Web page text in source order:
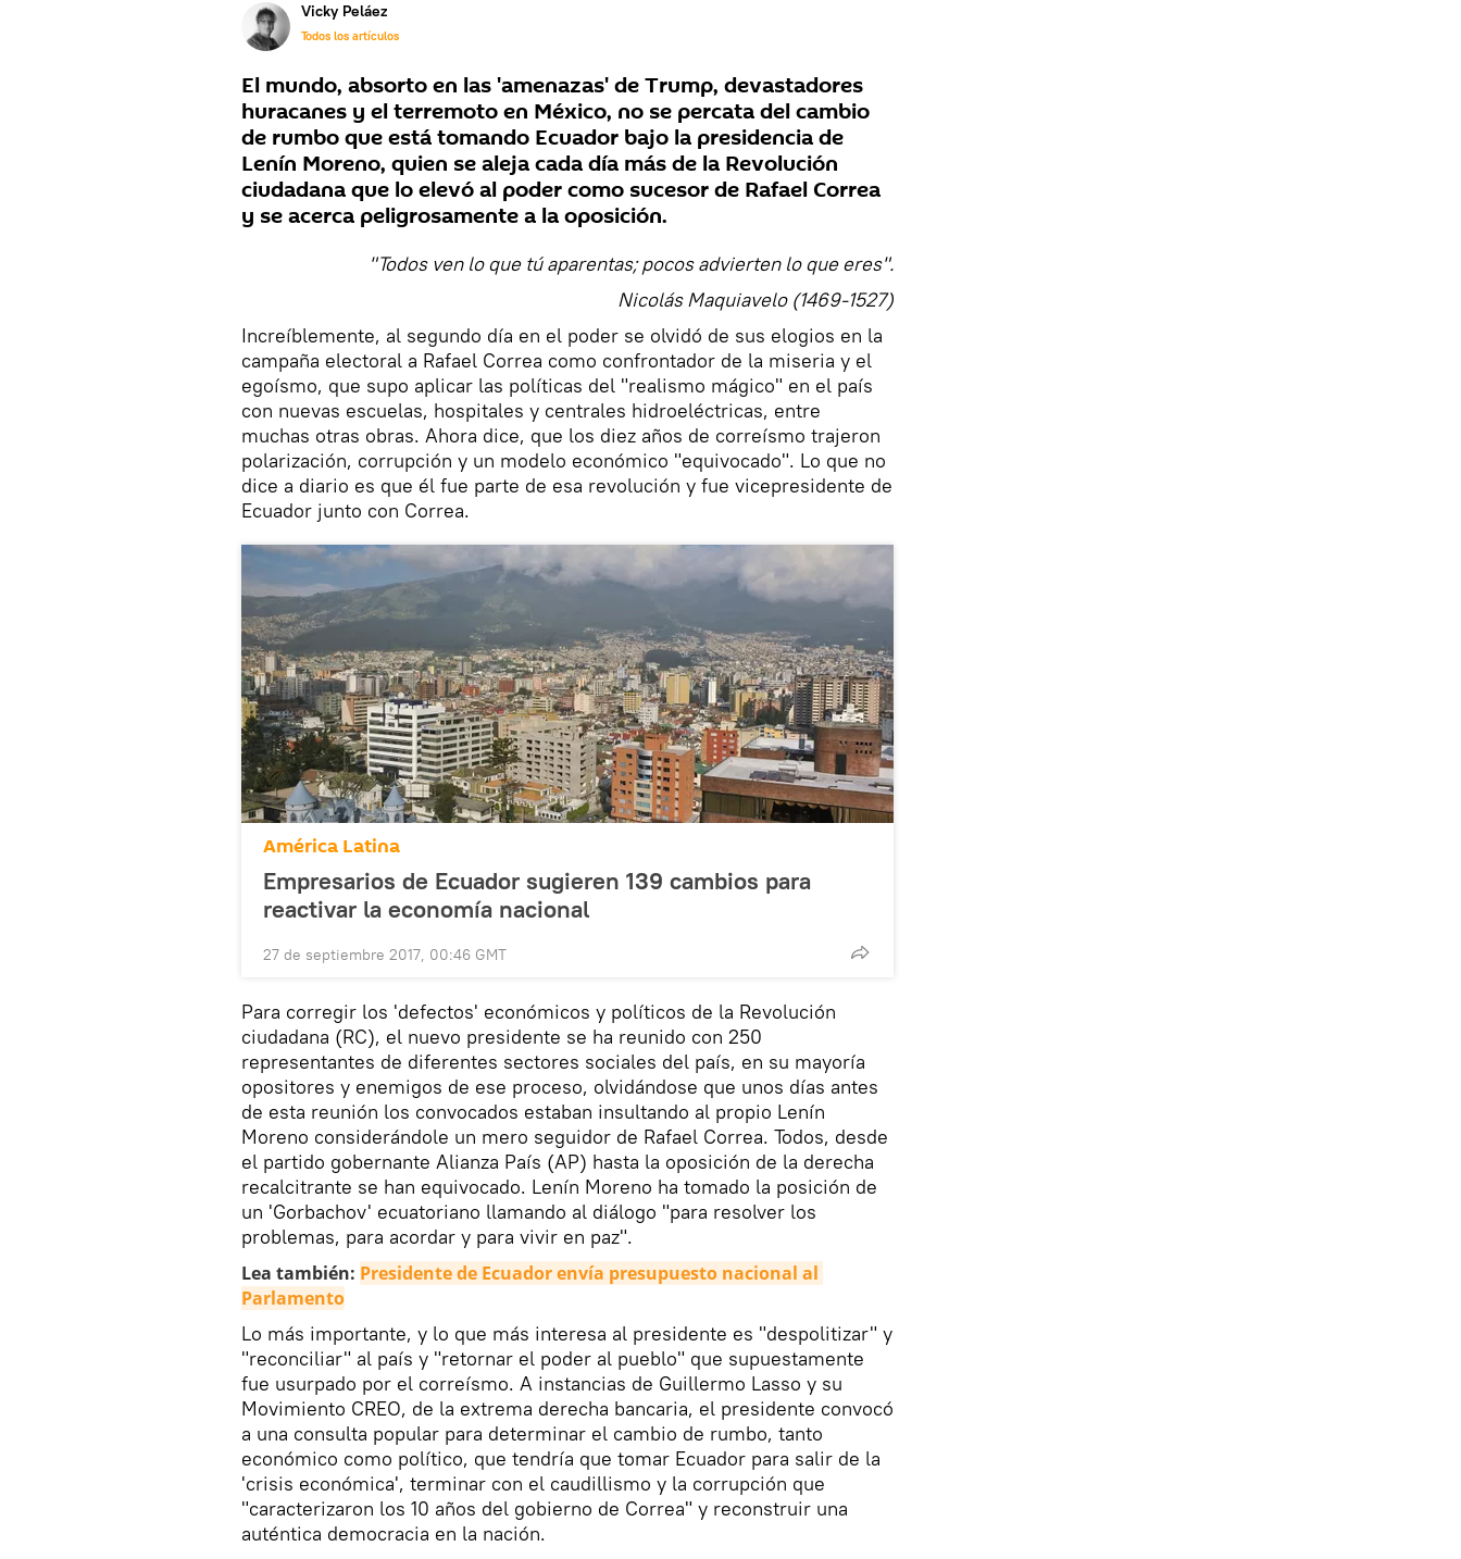
Vicky Peláez
Todos los artículos
El mundo, absorto en las 'amenazas' de Trump, devastadores
huracanes y el terremoto en México, no se percata del cambio
de rumbo que está tomando Ecuador bajo la presidencia de
Lenín Moreno, quien se aleja cada día más de la Revolución
ciudadana que lo elevó al poder como sucesor de Rafael Correa
y se acerca peligrosamente a la oposición.
"Todos ven lo que tú aparentas; pocos advierten lo que eres".
Nicolás Maquiavelo (1469-1527)
Increíblemente, al segundo día en el poder se olvidó de sus elogios en la
campaña electoral a Rafael Correa como confrontador de la miseria y el
egoísmo, que supo aplicar las políticas del "realismo mágico" en el país
con nuevas escuelas, hospitales y centrales hidroeléctricas, entre
muchas otras obras. Ahora dice, que los diez años de correísmo trajeron
polarización, corrupción y un modelo económico "equivocado". Lo que no
dice a diario es que él fue parte de esa revolución y fue vicepresidente de
Ecuador junto con Correa.
América Latina
Empresarios de Ecuador sugieren 139 cambios para
reactivar la economía nacional
27 de septiembre 2017, 00:46 GMT
Para corregir los 'defectos' económicos y políticos de la Revolución
ciudadana (RC), el nuevo presidente se ha reunido con 250
representantes de diferentes sectores sociales del país, en su mayoría
opositores y enemigos de ese proceso, olvidándose que unos días antes
de esta reunión los convocados estaban insultando al propio Lenín
Moreno considerándole un mero seguidor de Rafael Correa. Todos, desde
el partido gobernante Alianza País (AP) hasta la oposición de la derecha
recalcitrante se han equivocado. Lenín Moreno ha tomado la posición de
un 'Gorbachov' ecuatoriano llamando al diálogo "para resolver los
problemas, para acordar y para vivir en paz".
Lea también: Presidente de Ecuador envía presupuesto nacional al
Parlamento
Lo más importante, y lo que más interesa al presidente es "despolitizar" y
"reconciliar" al país y "retornar el poder al pueblo" que supuestamente
fue usurpado por el correísmo. A instancias de Guillermo Lasso y su
Movimiento CREO, de la extrema derecha bancaria, el presidente convocó
a una consulta popular para determinar el cambio de rumbo, tanto
económico como político, que tendría que tomar Ecuador para salir de la
'crisis económica', terminar con el caudillismo y la corrupción que
"caracterizaron los 10 años del gobierno de Correa" y reconstruir una
auténtica democracia en la nación.